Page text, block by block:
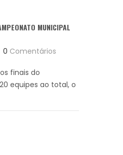
MUNICIPAL
0 Comentários
finais do
equipes ao total, o